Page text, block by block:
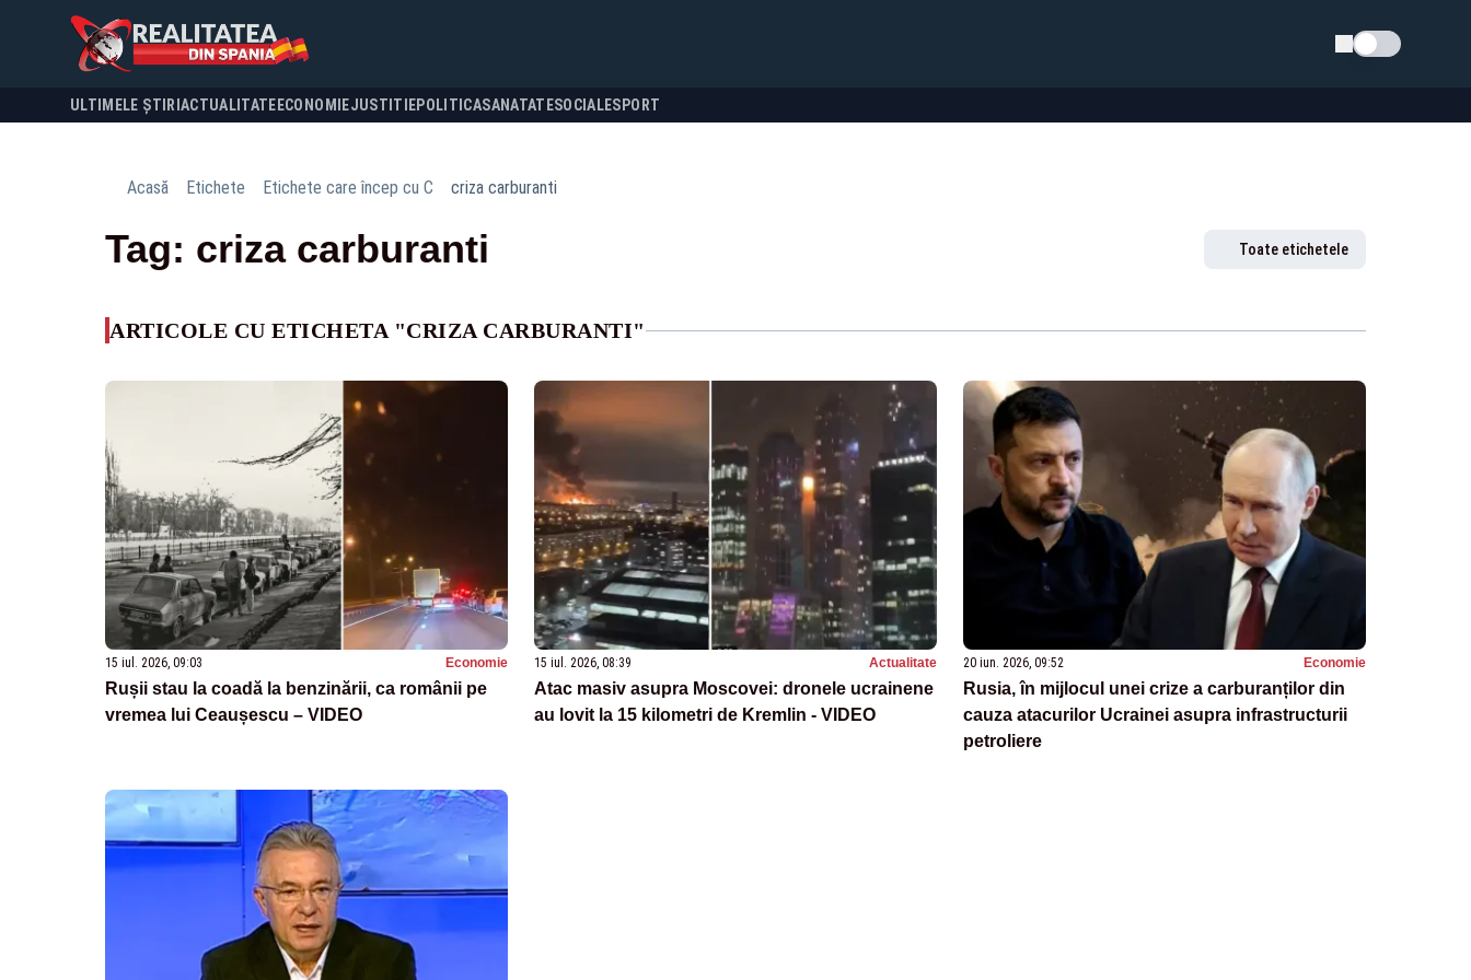
Schimba tema
ULTIMELE ȘTIRI ACTUALITATE ECONOMIEJUSTITIEPOLITICASANATATESOCIALESPORT
Acasă Etichete Etichete care încep cu C criza carburanti
Tag: criza carburanti Toate etichetele
ARTICOLE CU ETICHETA "CRIZA CARBURANTI"
15 iul. 2026, 09:03 Economie
Rușii stau la coadă la benzinării, ca românii pe
vremea lui Ceaușescu – VIDEO
15 iul. 2026, 08:39 Actualitate
Atac masiv asupra Moscovei: dronele ucrainene
au lovit la 15 kilometri de Kremlin - VIDEO
20 iun. 2026, 09:52 Economie
Rusia, în mijlocul unei crize a carburanților din
cauza atacurilor Ucrainei asupra infrastructurii
petroliere